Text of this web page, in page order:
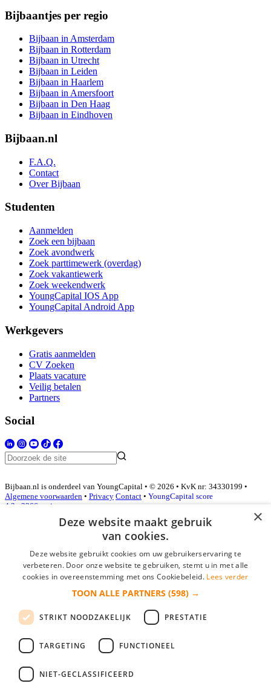
Bijbaantjes per regio
Bijbaan in Amsterdam
Bijbaan in Rotterdam
Bijbaan in Utrecht
Bijbaan in Leiden
Bijbaan in Haarlem
Bijbaan in Amersfoort
Bijbaan in Den Haag
Bijbaan in Eindhoven
Bijbaan.nl
F.A.Q.
Contact
Over Bijbaan
Studenten
Aanmelden
Zoek een bijbaan
Zoek avondwerk
Zoek parttimewerk (overdag)
Zoek vakantiewerk
Zoek weekendwerk
YoungCapital IOS App
YoungCapital Android App
Werkgevers
Gratis aanmelden
CV Zoeken
Plaats vacature
Veilig betalen
Partners
Social
Bijbaan.nl is onderdeel van YoungCapital • © 2026 • KvK nr: 34330199 •
Algemene voorwaarden • Privacy Contact • YoungCapital score
4.3 - 3366 reviews
Inloggen als bedrijf
*
login gegevens onthouden
login
Bedrijf aanmelden
×
Deze website maakt gebruik
van cookies.
Deze website gebruikt cookies om uw gebruikerservaring te
verbeteren. Door onze website te gebruiken, stemt u in met alle
cookies in overeenstemming met ons Cookiebeleid. Lees verder
TOON ALLE PARTNERS (598) →
STRIKT NOODZAKELIJK PRESTATIE
TARGETING FUNCTIONEEL
NIET-GECLASSIFICEERD